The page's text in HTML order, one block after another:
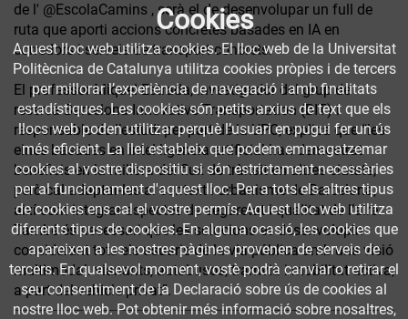
de l' @EscolaCamins , serà el de desenvolupar un full de
ruta que aporti accions concretes basades en IA en
corredors i serveis de transport concrets.
El professor Miquel Estrada, investigador del grup de
recerca Barcelona Innovative Transportation (BIT) i
responsable de l’estudi per part de la UPC, explica que “les
eines basades en intel·ligència artificial han demostrat
beneficis en la millora del flux de trànsit en altres ciutats,
però cal adaptar-les al context i urbanisme de Barcelona,
així com integrar aspectes de seguretat i qualitat de l’aire.
També és necessari que les solucions es desenvolupin
considerant tots els usuaris de la via pública amb una visió
multimodal: vianants, autobusos, tramvia i mobilitat activa,
a part del vehicle privat”.
Cookies
Aquest lloc web utilitza cookies. El lloc web de la Universitat
Politècnica de Catalunya utilitza cookies pròpies i de tercers
per millorar l’experiència de navegació i amb finalitats
estadístiques. Les cookies són petits arxius de text que els
llocs web poden utilitzar perquè l’usuari en pugui fer un ús
més eficient. La llei estableix que podem emmagatzemar
cookies al vostre dispositiu si són estrictament necessàries
per al funcionament d'aquest lloc. Per a tots els altres tipus
de cookies ens cal el vostre permís. Aquest lloc web utilitza
diferents tipus de cookies. En alguna ocasió, les cookies que
apareixen a les nostres pàgines provenen de serveis de
tercers. En qualsevol moment, vostè podrà canviar o retirar el
seu consentiment de la Declaració sobre ús de cookies al
nostre lloc web. Pot obtenir més informació sobre nosaltres,